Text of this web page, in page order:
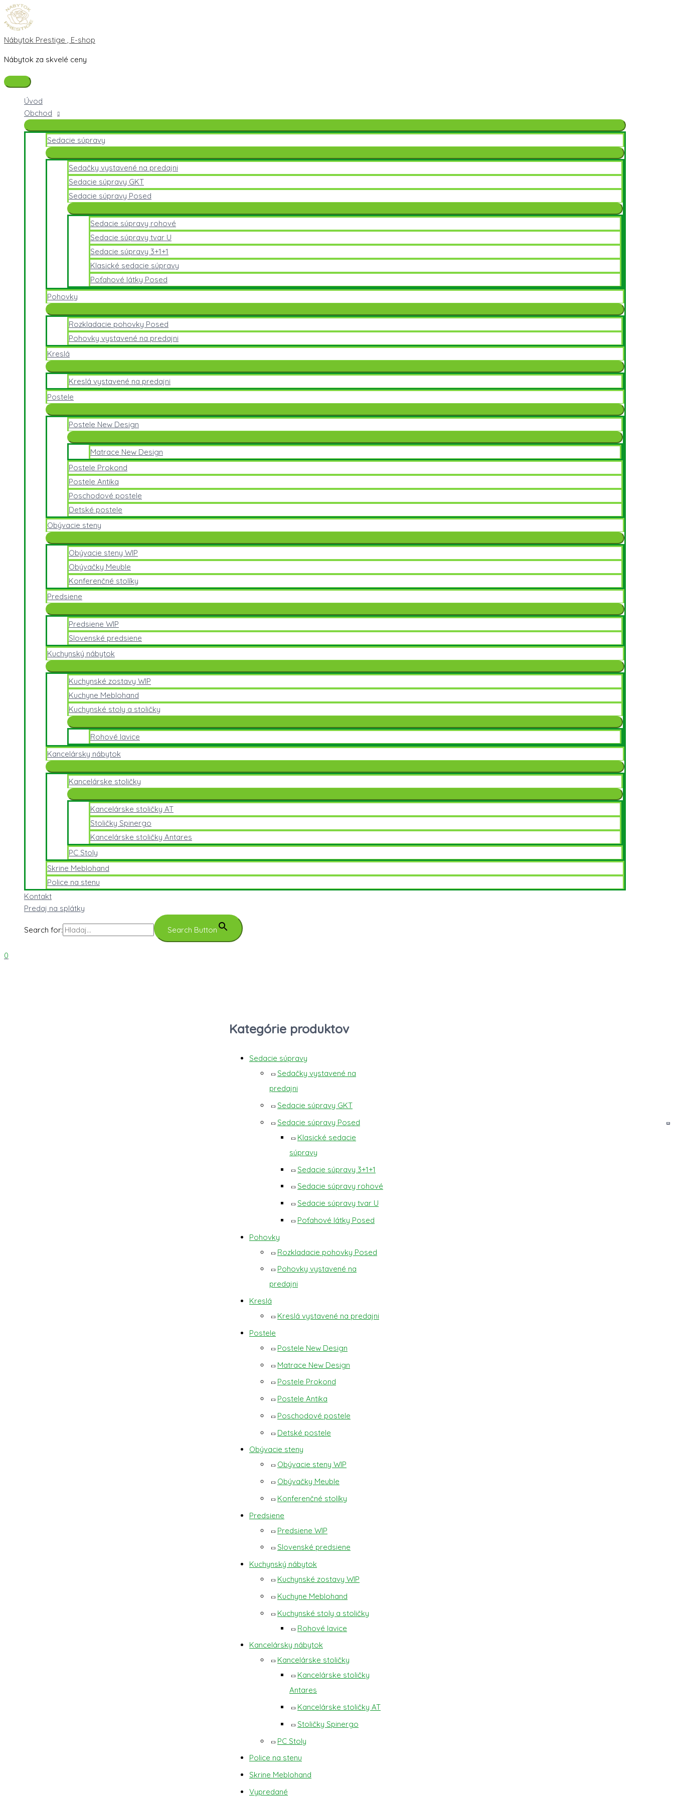
Preskočiť
na
obsah
Nábytok Prestige , E-shop
Nábytok za skvelé ceny
Hlavné
Menu
Úvod
Obchod
Sedacie súpravy
Sedačky vystavené na predajni
Sedacie súpravy GKT
Sedacie súpravy Posed
Sedacie súpravy rohové
Sedacie súpravy tvar U
Sedacie súpravy 3+1+1
Klasické sedacie súpravy
Poťahové látky Posed
Pohovky
Rozkladacie pohovky Posed
Pohovky vystavené na predajni
Kreslá
Kreslá vystavené na predajni
Postele
Postele New Design
Matrace New Design
Postele Prokond
Postele Antika
Poschodové postele
Detské postele
Obývacie steny
Obývacie steny WIP
Obývačky Meuble
Konferenčné stolíky
Predsiene
Predsiene WIP
Slovenské predsiene
Kuchynský nábytok
Kuchynské zostavy WIP
Kuchyne Meblohand
Kuchynské stoly a stoličky
Rohové lavice
Kancelársky nábytok
Kancelárske stoličky
Kancelárske stoličky AT
Stoličky Spinergo
Kancelárske stoličky Antares
PC Stoly
Skrine Meblohand
Police na stenu
Kontakt
Predaj na splátky
Search for: Search Button
0
Kategórie produktov
Sedacie súpravy
Sedačky vystavené na
predajni
Sedacie súpravy GKT
Sedacie súpravy Posed
Klasické sedacie
súpravy
Sedacie súpravy 3+1+1
Sedacie súpravy rohové
Sedacie súpravy tvar U
Poťahové látky Posed
Pohovky
Rozkladacie pohovky Posed
Pohovky vystavené na
predajni
Kreslá
Kreslá vystavené na predajni
Postele
Postele New Design
Matrace New Design
Postele Prokond
Postele Antika
Poschodové postele
Detské postele
Obývacie steny
Obývacie steny WIP
Obývačky Meuble
Konferenčné stolíky
Predsiene
Predsiene WIP
Slovenské predsiene
Kuchynský nábytok
Kuchynské zostavy WIP
Kuchyne Meblohand
Kuchynské stoly a stoličky
Rohové lavice
Kancelársky nábytok
Kancelárske stoličky
Kancelárske stoličky
Antares
Kancelárske stoličky AT
Stoličky Spinergo
PC Stoly
Police na stenu
Skrine Meblohand
Vypredané